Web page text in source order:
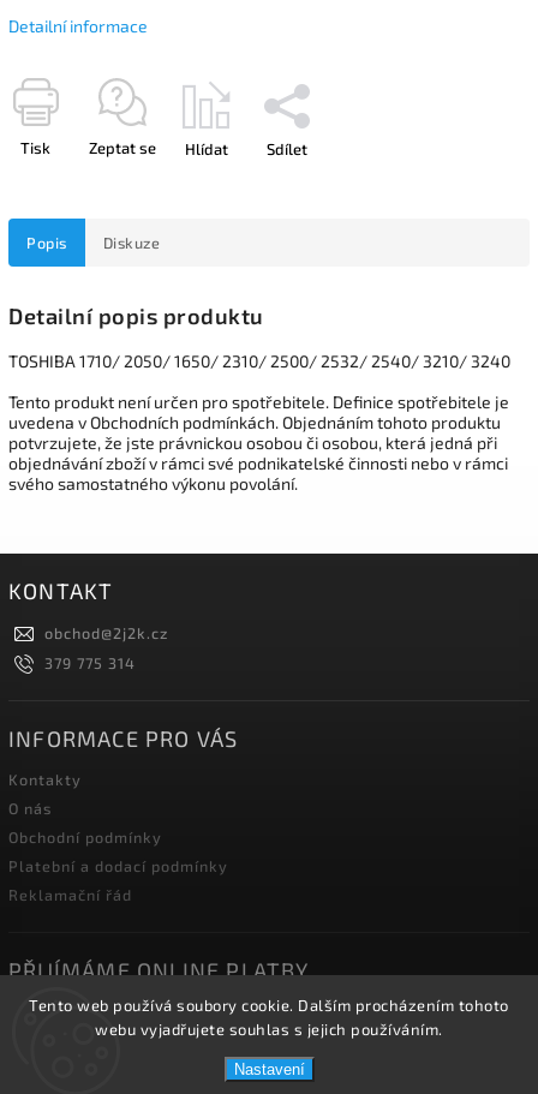
Tento web používá soubory cookie. Dalším procházením tohoto
webu vyjadřujete souhlas s jejich používáním.
Nastavení
Detailní informace
Tisk Zeptat se Hlídat Sdílet
Popis Diskuze
Detailní popis produktu
TOSHIBA 1710/ 2050/ 1650/ 2310/ 2500/ 2532/ 2540/ 3210/ 3240
Tento produkt není určen pro spotřebitele. Definice spotřebitele je
uvedena v Obchodních podmínkách. Objednáním tohoto produktu
potvrzujete, že jste právnickou osobou či osobou, která jedná při
objednávání zboží v rámci své podnikatelské činnosti nebo v rámci
svého samostatného výkonu povolání.
KONTAKT
obchod@2j2k.cz
379 775 314
INFORMACE PRO VÁS
Kontakty
O nás
Obchodní podmínky
Platební a dodací podmínky
Reklamační řád
PŘIJÍMÁME ONLINE PLATBY